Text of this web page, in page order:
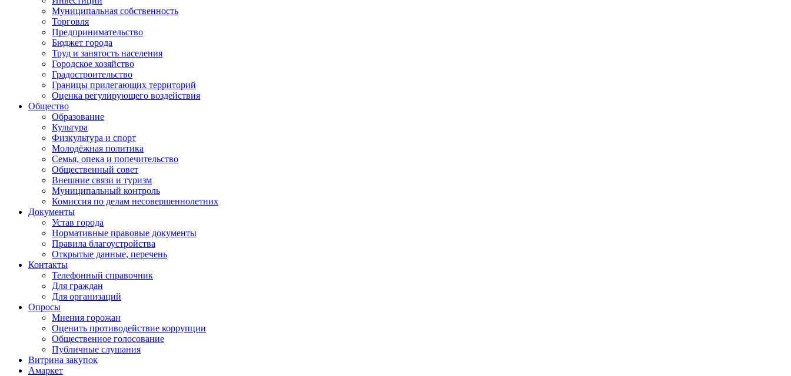
Муниципальная собственность
Торговля
Предпринимательство
Бюджет города
Труд и занятость населения
Городское хозяйство
Градостроительство
Границы прилегающих территорий
Оценка регулирующего воздействия
Общество
Образование
Культура
Физкультура и спорт
Молодёжная политика
Семья, опека и попечительство
Общественный совет
Внешние связи и туризм
Муниципальный контроль
Комиссия по делам несовершеннолетних
Документы
Устав города
Нормативные правовые документы
Правила благоустройства
Открытые данные, перечень
Контакты
Телефонный справочник
Для граждан
Для организаций
Опросы
Мнения горожан
Оценить противодействие коррупции
Общественное голосование
Публичные слушания
Витрина закупок
Амаркет